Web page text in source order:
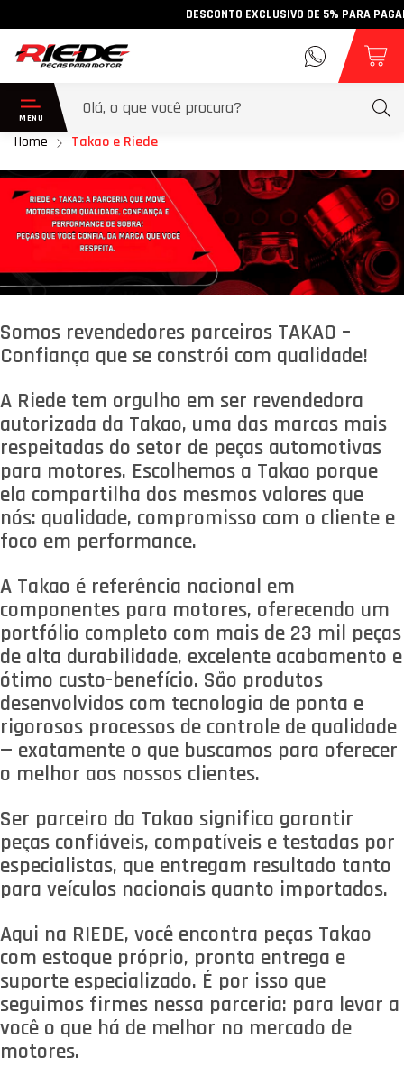
DESCONTO EXCLUSIVO DE 5% PARA
Home Takao e Riede
Somos revendedores parceiros TAKAO –
Confiança que se constrói com qualidade!
A Riede tem orgulho em ser revendedora
autorizada da Takao, uma das marcas mais
respeitadas do setor de peças automotivas
para motores. Escolhemos a Takao porque
ela compartilha dos mesmos valores que
nós: qualidade, compromisso com o cliente e
foco em performance.
A Takao é referência nacional em
componentes para motores, oferecendo um
portfólio completo com mais de 23 mil peças
de alta durabilidade, excelente acabamento e
ótimo custo-benefício. São produtos
desenvolvidos com tecnologia de ponta e
rigorosos processos de controle de qualidade
— exatamente o que buscamos para oferecer
o melhor aos nossos clientes.
Ser parceiro da Takao significa garantir
peças confiáveis, compatíveis e testadas por
especialistas, que entregam resultado tanto
para veículos nacionais quanto importados.
Aqui na RIEDE, você encontra peças Takao
com estoque próprio, pronta entrega e
suporte especializado. É por isso que
seguimos firmes nessa parceria: para levar a
você o que há de melhor no mercado de
motores.